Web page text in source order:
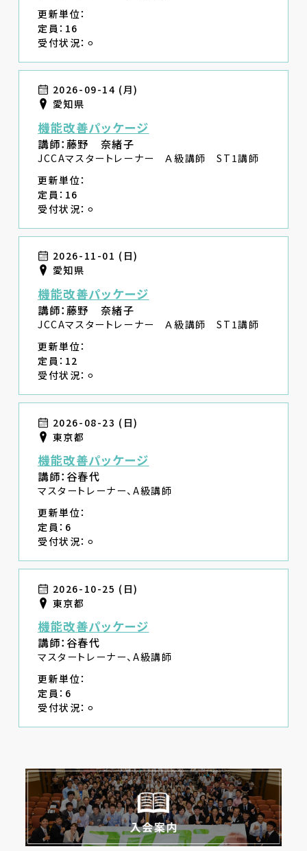
更新単位：
定員：16
受付状況：⚪︎
2026-09-14 (月)
愛知県
機能改善パッケージ
講師：藤野 奈緒子
JCCAマスタートレーナー Ａ級講師 ST1講師
更新単位：
定員：16
受付状況：⚪︎
2026-11-01 (日)
愛知県
機能改善パッケージ
講師：藤野 奈緒子
JCCAマスタートレーナー Ａ級講師 ST1講師
更新単位：
定員：12
受付状況：⚪︎
2026-08-23 (日)
東京都
機能改善パッケージ
講師：谷春代
マスタートレーナー、A級講師
更新単位：
定員：6
受付状況：⚪︎
2026-10-25 (日)
東京都
機能改善パッケージ
講師：谷春代
マスタートレーナー、A級講師
更新単位：
定員：6
受付状況：⚪︎